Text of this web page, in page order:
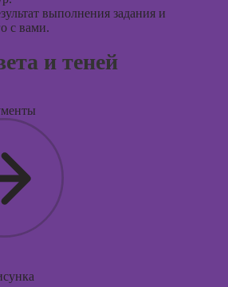
выполнения задания и
с вами.
и теней